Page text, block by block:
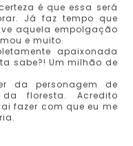
é que essa será
Já faz tempo que
aquela empolgação
e muito.
apaixonada
sabe?! Um milhão de
da personagem de
floresta. Acredito
fazer com que eu me